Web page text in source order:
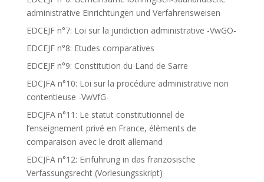
administrative Einrichtungen und Verfahrensweisen
EDCEJF n°7: Loi sur la juridiction administrative -VwGO-
EDCEJF n°8: Etudes comparatives
EDCEJF n°9: Constitution du Land de Sarre
EDCJFA n°10: Loi sur la procédure administrative non
contentieuse -VwVfG-
EDCJFA n°11: Le statut constitutionnel de
l’enseignement privé en France, éléments de
comparaison avec le droit allemand
EDCJFA n°12: Einführung in das französische
Verfassungsrecht (Vorlesungsskript)